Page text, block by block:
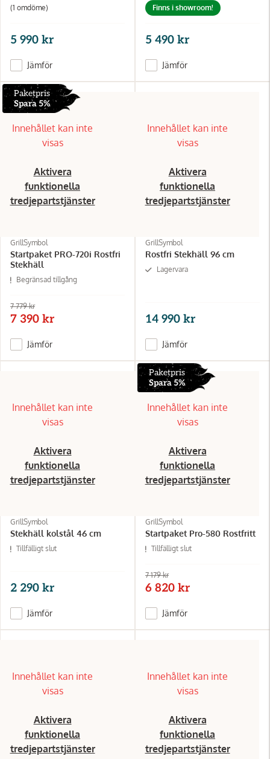
(1 omdöme)
5 990 kr
Jämför
Finns i showroom!
5 490 kr
Jämför
Paketpris
Spara 5%
Innehållet kan inte
visas
Aktivera
funktionella
tredjepartstjänster
GrillSymbol
Startpaket PRO-720i Rostfri
Stekhäll
Begränsad tillgång
7 779 kr
7 390 kr
Jämför
Innehållet kan inte
visas
Aktivera
funktionella
tredjepartstjänster
GrillSymbol
Rostfri Stekhäll 96 cm
Lagervara
14 990 kr
Jämför
Innehållet kan inte
visas
Aktivera
funktionella
tredjepartstjänster
GrillSymbol
Stekhäll kolstål 46 cm
Tillfälligt slut
2 290 kr
Jämför
Paketpris
Spara 5%
Innehållet kan inte
visas
Aktivera
funktionella
tredjepartstjänster
GrillSymbol
Startpaket Pro-580 Rostfritt
Tillfälligt slut
7 179 kr
6 820 kr
Jämför
Innehållet kan inte
visas
Aktivera
funktionella
tredjepartstjänster
Innehållet kan inte
visas
Aktivera
funktionella
tredjepartstjänster